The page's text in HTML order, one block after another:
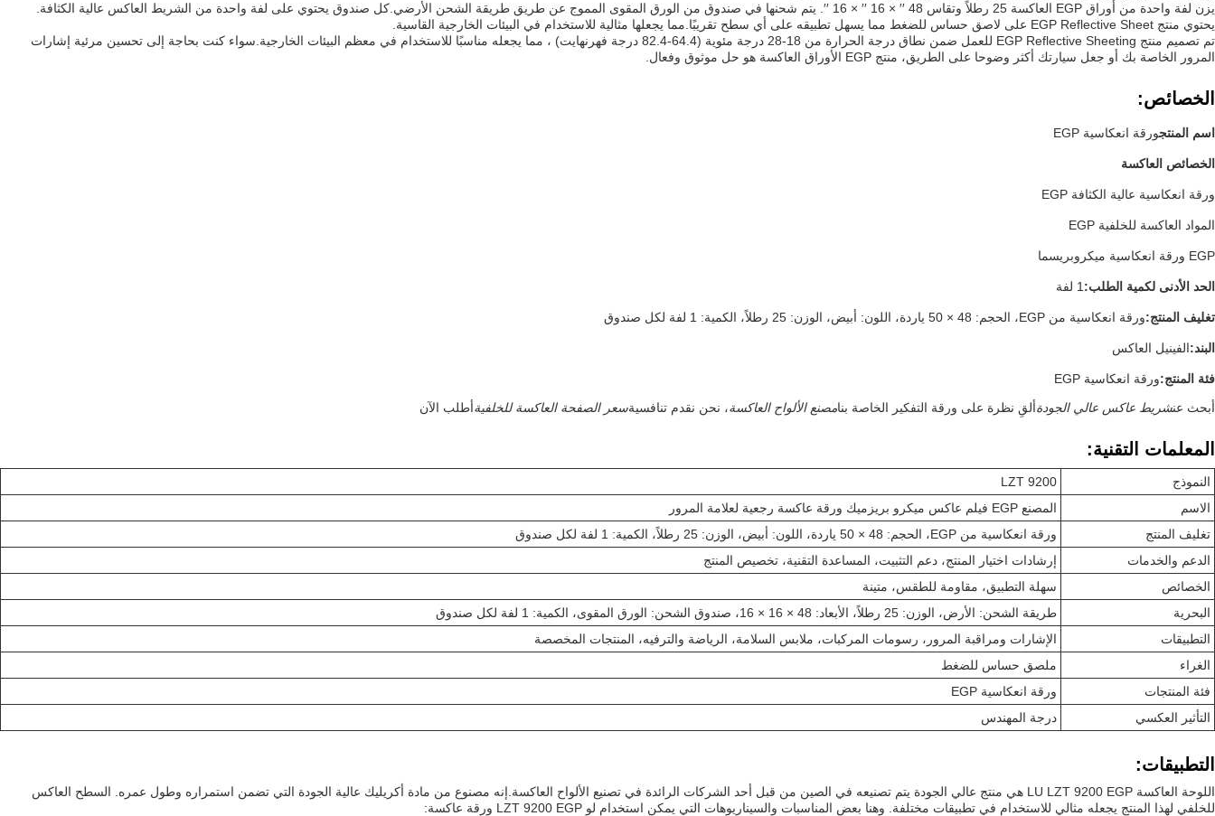
يزن لفة واحدة من أوراق EGP العاكسة 25 رطلاً وتقاس 48 ′′ × 16 ′′ × 16 ′′. يتم شحنها في صندوق من الورق المقوى المموج عن طريق طريقة الشحن الأرضي.كل صندوق يحتوي على لفة واحدة من الشريط العاكس عالية الكثافة.
يحتوي منتج EGP Reflective Sheet على لاصق حساس للضغط مما يسهل تطبيقه على أي سطح تقريبًا.مما يجعلها مثالية للاستخدام في البيئات الخارجية القاسية.
تم تصميم منتج EGP Reflective Sheeting للعمل ضمن نطاق درجة الحرارة من 18-28 درجة مئوية (64.4-82.4 درجة فهرنهايت) ، مما يجعله مناسبًا للاستخدام في معظم البيئات الخارجية.سواء كنت بحاجة إلى تحسين مرئية إشارات
المرور الخاصة بك أو جعل سيارتك أكثر وضوحا على الطريق، منتج EGP الأوراق العاكسة هو حل موثوق وفعال.
الخصائص:
اسم المنتجورقة انعكاسية EGP
الخصائص العاكسة
ورقة انعكاسية عالية الكثافة EGP
المواد العاكسة للخلفية EGP
EGP ورقة انعكاسية ميكروبريسما
الحد الأدنى لكمية الطلب: 1 لفة
تغليف المنتج:ورقة انعكاسية من EGP، الحجم: 48 × 50 ياردة، اللون: أبيض، الوزن: 25 رطلاً، الكمية: 1 لفة لكل صندوق
البند:الفينيل العاكس
فئة المنتج:ورقة انعكاسية EGP
أبحث عنشريط عاكس عالي الجودةألقِ نظرة على ورقة التفكير الخاصة بنامصنع الألواح العاكسة، نحن نقدم تنافسيةسعر الصفحة العاكسة للخلفيةأطلب الآن
المعلمات التقنية:
النموذج
LZT 9200
الاسم
المصنع EGP فيلم عاكس ميكرو بريزميك ورقة عاكسة رجعية لعلامة المرور
تغليف المنتج
ورقة انعكاسية من EGP، الحجم: 48 × 50 ياردة، اللون: أبيض، الوزن: 25 رطلاً، الكمية: 1 لفة لكل صندوق
الدعم والخدمات
إرشادات اختيار المنتج، دعم التثبيت، المساعدة التقنية، تخصيص المنتج
الخصائص
سهلة التطبيق، مقاومة للطقس، متينة
البحرية
طريقة الشحن: الأرض، الوزن: 25 رطلاً، الأبعاد: 48 × 16 × 16، صندوق الشحن: الورق المقوى، الكمية: 1 لفة لكل صندوق
التطبيقات
الإشارات ومراقبة المرور، رسومات المركبات، ملابس السلامة، الرياضة والترفيه، المنتجات المخصصة
الغراء
ملصق حساس للضغط
فئة المنتجات
ورقة انعكاسية EGP
التأثير العكسي
درجة المهندس
التطبيقات:
اللوحة العاكسة LU LZT 9200 EGP هي منتج عالي الجودة يتم تصنيعه في الصين من قبل أحد الشركات الرائدة في تصنيع الألواح العاكسة.إنه مصنوع من مادة أكريليك عالية الجودة التي تضمن استمراره وطول عمره. السطح العاكس
للخلفي لهذا المنتج يجعله مثالي للاستخدام في تطبيقات مختلفة. وهنا بعض المناسبات والسيناريوهات التي يمكن استخدام لو LZT 9200 EGP ورقة عاكسة: